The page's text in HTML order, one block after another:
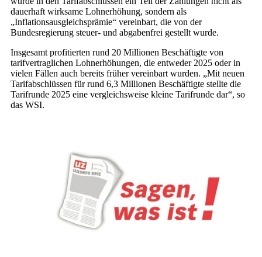
dauerhaft wirksame Lohnerhöhung, sondern als
„Inflationsausgleichsprämie“ vereinbart, die von der
Bundesregierung steuer- und abgabenfrei gestellt wurde.
Insgesamt profitierten rund 20 Millionen Beschäftigte von
tarifvertraglichen Lohnerhöhungen, die entweder 2025 oder in
vielen Fällen auch bereits früher vereinbart wurden. „Mit neuen
Tarifabschlüssen für rund 6,3 Millionen Beschäftigte stellte die
Tarifrunde 2025 eine vergleichsweise kleine Tarifrunde dar“, so
das WSI.